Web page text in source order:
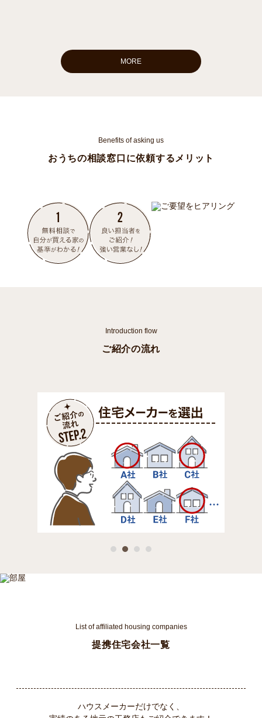
MORE
Benefits of asking us
おうちの相談窓口に依頼するメリット
Introduction flow
ご紹介の流れ
List of affiliated housing companies
提携住宅会社一覧
ハウスメーカーだけでなく、